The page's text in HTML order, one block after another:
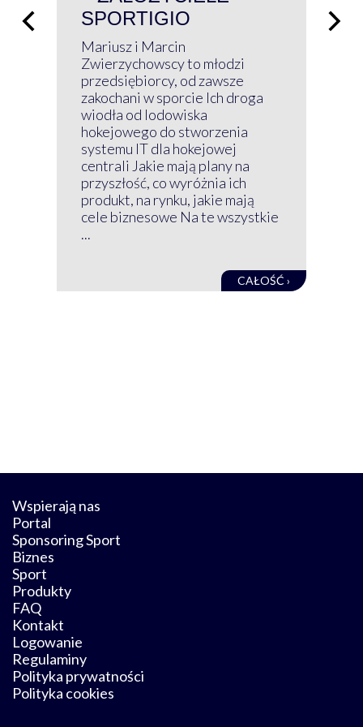
SPORTIGIO
Mariusz i Marcin
Zwierzychowscy to młodzi
przedsiębiorcy, od zawsze
zakochani w sporcie Ich droga
wiodła od lodowiska
hokejowego do stworzenia
systemu IT dla hokejowej
centrali Jakie mają plany na
przyszłość, co wyróżnia ich
produkt, na rynku, jakie mają
cele biznesowe Na te wszystkie
...
CAŁOŚĆ ›
Wspierają nas
Portal
Sponsoring Sport
Biznes
Sport
Produkty
FAQ
Kontakt
Logowanie
Regulaminy
Polityka prywatności
Polityka cookies